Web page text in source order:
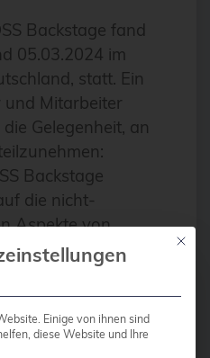
Proxmox
Backstage fand
05.03.2024 im
statt. Ein
und Mitarbeiter
Gelegenheit, an
Backstage
die nicht-
Aspekte von
Aspekte wie
ein Projekt
man sein Projekt
Mit
Einige von ihnen sind
diese Website und Ihre